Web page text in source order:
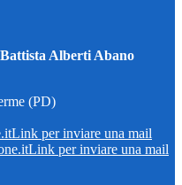
Alberti Abano
(PD)
Link per inviare una mail
Link per inviare una mail